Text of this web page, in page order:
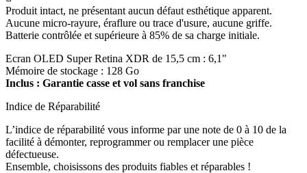
Produit intact, ne présentant aucun défaut esthétique apparent.
Aucune micro-rayure, éraflure ou trace d'usure, aucune griffe.
Batterie contrôlée et supérieure à 85% de sa charge initiale.
Ecran OLED Super Retina XDR de 15,5 cm : 6,1"
Mémoire de stockage : 128 Go
Inclus : Garantie casse et vol sans franchise
Indice de Réparabilité
L’indice de réparabilité vous informe par une note de 0 à 10 de la
facilité à démonter, reprogrammer ou remplacer une pièce
défectueuse.
Ensemble, choisissons des produits fiables et réparables !